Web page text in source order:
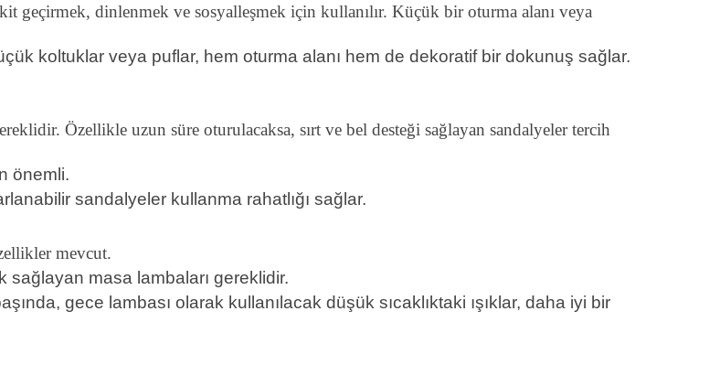
geçirmek, dinlenmek ve sosyalleşmek için kullanılır. Küçük bir oturma alanı veya
koltuklar veya puflar, hem oturma alanı hem de dekoratif bir dokunuş sağlar.
Özellikle uzun süre oturulacaksa, sırt ve bel desteği sağlayan sandalyeler tercih
önemli.
sandalyeler kullanma rahatlığı sağlar.
mevcut.
sağlayan masa lambaları gereklidir.
gece lambası olarak kullanılacak düşük sıcaklıktaki ışıklar, daha iyi bir